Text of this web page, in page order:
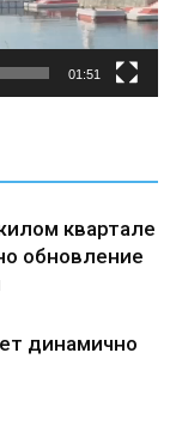
01:51
квартале
обновление
динамично